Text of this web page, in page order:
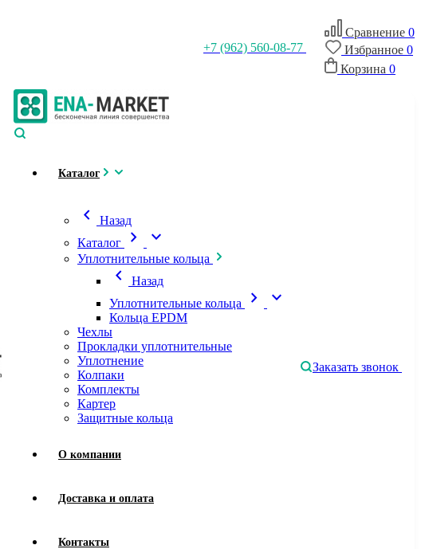
+7 (962) 560-08-77
Сравнение 0
Избранное 0
Корзина 0
Каталог
chevron_left
Назад
Каталог
chevron_right expand_more
Уплотнительные кольца
chevron_left
Назад
Уплотнительные кольца
chevron_right expand_more
Кольца EPDM
Чехлы
Прокладки уплотнительные
Уплотнение
Колпаки
Комплекты
Картер
Защитные кольца
О компании
Доставка и оплата
Контакты
Заказать звонок